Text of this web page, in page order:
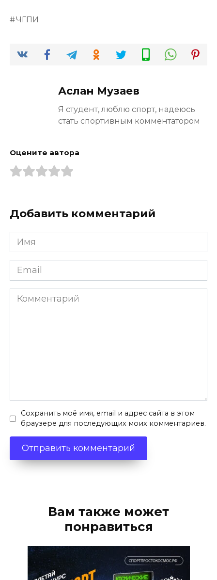
ЧГПИ
Аслан Музаев
Я студент, люблю спорт, надеюсь
стать спортивным комментатором
Оцените автора
Добавить комментарий
Имя
*
Email
*
Комментарий
Сохранить моё имя, email и адрес сайта в этом
браузере для последующих моих комментариев.
Вам также может
понравиться